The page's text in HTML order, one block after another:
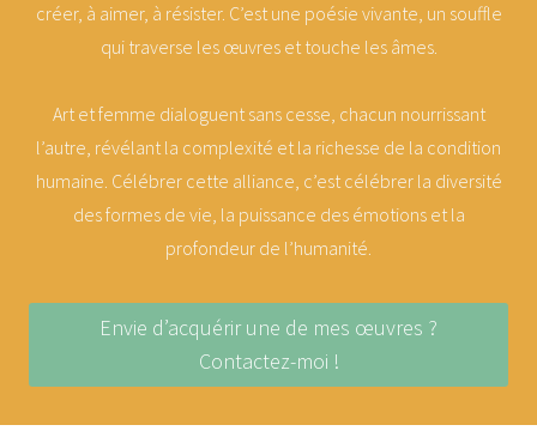
créer, à aimer, à résister. C’est une poésie vivante, un souffle
qui traverse les œuvres et touche les âmes.
Art et femme dialoguent sans cesse, chacun nourrissant
l’autre, révélant la complexité et la richesse de la condition
humaine. Célébrer cette alliance, c’est célébrer la diversité
des formes de vie, la puissance des émotions et la
profondeur de l’humanité.
Envie d’acquérir une de mes œuvres ?
Contactez-moi !